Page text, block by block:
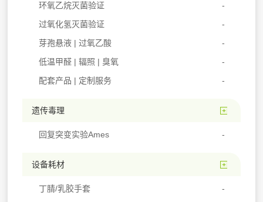
环氧乙烷灭菌验证
过氧化氢灭菌验证
芽孢悬液 | 过氧乙酸
低温甲醛 | 辐照 | 臭氧
配套产品 | 定制服务
遗传毒理
回复突变实验Ames
设备耗材
丁腈/乳胶手套